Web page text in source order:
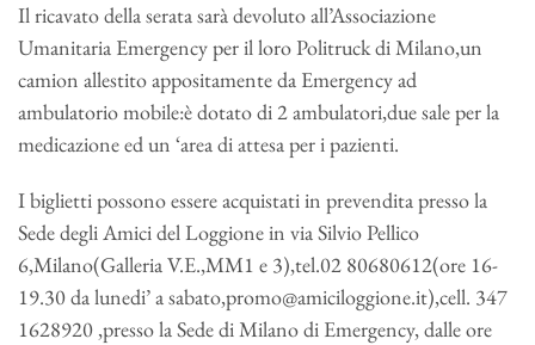
Il ricavato della serata sarà devoluto all’Associazione
Umanitaria Emergency per il loro Politruck di Milano,un
camion allestito appositamente da Emergency ad
ambulatorio mobile:è dotato di 2 ambulatori,due sale per la
medicazione ed un ‘area di attesa per i pazienti.
I biglietti possono essere acquistati in prevendita presso la
Sede degli Amici del Loggione in via Silvio Pellico
6,Milano(Galleria V.E.,MM1 e 3),tel.02 80680612(ore 16-
19.30 da lunedi’ a sabato,promo@amiciloggione.it),cell. 347
1628920 ,presso la Sede di Milano di Emergency, dalle ore